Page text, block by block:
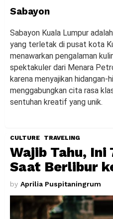
Sabayon
Sabayon Kuala Lumpur
yang terletak di pusat kota
menawarkan pengalaman
spektakuler dari Menara
karena menyajikan hidangan-
menggabungkan cita rasa
sentuhan kreatif yang unik.
CULTURE TRAVELING
Wajib Tahu, Ini
Saat Berlibur
by Aprilia Puspitaningrum